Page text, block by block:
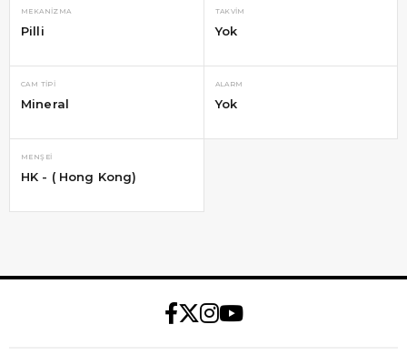
MEKANIZMA
Pilli
TAKVIM
Yok
CAM TIPI
Mineral
ALARM
Yok
MENŞEI
HK - ( Hong Kong)